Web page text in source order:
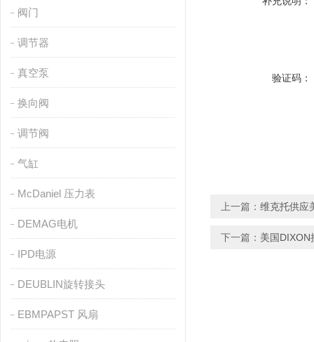
阀门
调节器
真空泵
换向阀
调节阀
气缸
McDaniel 压力表
DEMAG电机
IPD电源
DEUBLIN旋转接头
EBMPAPST 风扇
验证码：
上一篇： 维克托供应
下一篇： 美国DIXON